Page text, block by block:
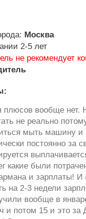
Москва
2-5 лет
не рекомендует
плюсов вообще нет.
не реально
мыть машину
постоянно за
какие были
и зарплаты!
на 2-3 недели
вообще в
и потом 15 и это за